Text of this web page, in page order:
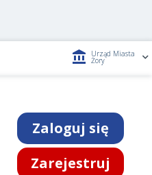
account_balance Urząd Miasta
Żory
Zaloguj się
Zarejestruj